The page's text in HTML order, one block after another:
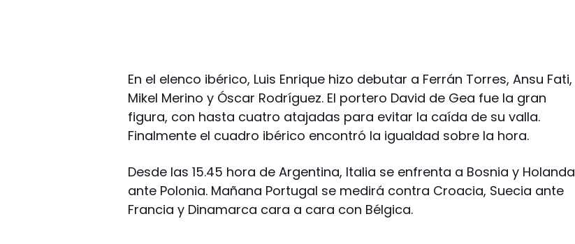
En el elenco ibérico, Luis Enrique hizo debutar a Ferrán Torres, Ansu Fati,
Mikel Merino y Óscar Rodríguez. El portero David de Gea fue la gran
figura, con hasta cuatro atajadas para evitar la caída de su valla.
Finalmente el cuadro ibérico encontró la igualdad sobre la hora.
Desde las 15.45 hora de Argentina, Italia se enfrenta a Bosnia y Holanda
ante Polonia. Mañana Portugal se medirá contra Croacia, Suecia ante
Francia y Dinamarca cara a cara con Bélgica.